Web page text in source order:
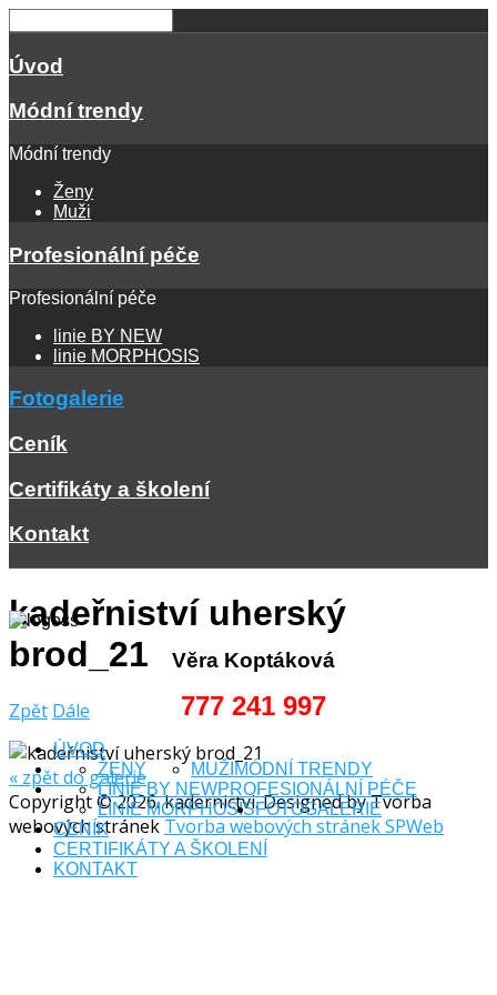
Úvod
Módní trendy
Módní trendy
Ženy
Muži
Profesionální péče
Profesionální péče
linie BY NEW
linie MORPHOSIS
Fotogalerie
Ceník
Certifikáty a školení
Kontakt
Věra Koptáková
777 241 997
ÚVOD
MÓDNÍ TRENDY
ŽENY
MUŽI
PROFESIONÁLNÍ PÉČE
LINIE BY NEW
LINIE MORPHOSISFOTOGALERIE
CENÍK
CERTIFIKÁTY A ŠKOLENÍ
KONTAKT
kadeřniství uherský
brod_21
Zpět Dále
« zpět do galerie
Copyright © 2026. kadernictvi. Designed by Tvorba
webových stránek Tvorba webových stránek SPWeb